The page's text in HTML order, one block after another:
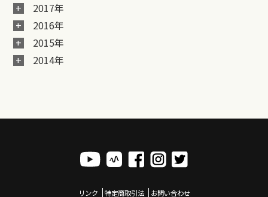
2017年
2016年
2015年
2014年
リンク 特定商取引法 お問い合わせ